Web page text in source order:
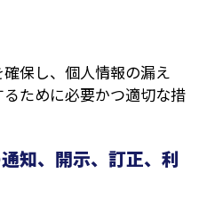
保し、個人情報の漏え
ために必要かつ適切な措
知、開示、訂正、利